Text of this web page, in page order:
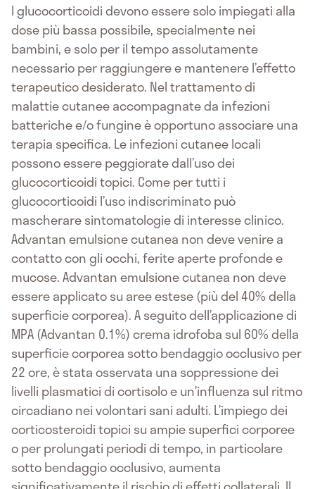
I glucocorticoidi devono essere solo impiegati alla
dose più bassa possibile, specialmente nei
bambini, e solo per il tempo assolutamente
necessario per raggiungere e mantenere l’effetto
terapeutico desiderato. Nel trattamento di
malattie cutanee accompagnate da infezioni
batteriche e/o fungine è opportuno associare una
terapia specifica. Le infezioni cutanee locali
possono essere peggiorate dall’uso dei
glucocorticoidi topici. Come per tutti i
glucocorticoidi l’uso indiscriminato può
mascherare sintomatologie di interesse clinico.
Advantan emulsione cutanea non deve venire a
contatto con gli occhi, ferite aperte profonde e
mucose. Advantan emulsione cutanea non deve
essere applicato su aree estese (più del 40% della
superficie corporea). A seguito dell’applicazione di
MPA (Advantan 0.1%) crema idrofoba sul 60% della
superficie corporea sotto bendaggio occlusivo per
22 ore, è stata osservata una soppressione dei
livelli plasmatici di cortisolo e un’influenza sul ritmo
circadiano nei volontari sani adulti. L’impiego dei
corticosteroidi topici su ampie superfici corporee
o per prolungati periodi di tempo, in particolare
sotto bendaggio occlusivo, aumenta